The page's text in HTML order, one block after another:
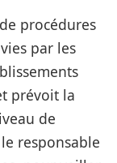
procédures
par les
prévoit la
de
responsable